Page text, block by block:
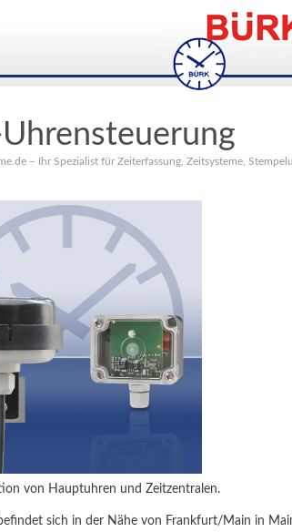
Uhrensteuerung
– Ihr Spezialist für Zeiterfassung, Zeitsysteme,
von Hauptuhren und Zeitzentralen.
sich in der Nähe von Frankfurt/Main in